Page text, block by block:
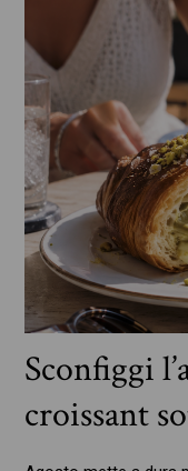
Sconfiggi
croissant